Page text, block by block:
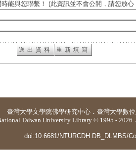
能與您聯繫！ (此資訊並不會公開，請您放心
臺灣大學文學院佛學研究中心 ． 臺灣大學數
Taiwan University Library © 1995 - 2026.
doi:10.6681/NTURCDH.DB_DLMBS/